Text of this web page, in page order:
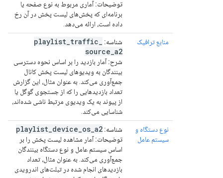
توضیحات:آماری مربوط به نوع صفحه یا
برنامه‌ای که پخش‌های لیست پخش در آن رخ
داده است، ارائه می‌دهد.
منابع ترافیک شناسه: playlist traffic
source a2
شرح:آمار بازدید را بر اساس نحوه دسترسی
بینندگان به ویدیوهای لیست پخش کانال
جمع‌آوری می‌کند. به عنوان مثال، این گزارش
تعداد بازدیدهایی را که از جستجوی گوگل یا
از پیوند به یک ویدیوی مرتبط ناشی شده‌اند،
شناسایی می‌کند.
نوع دستگاه و
سیستم عامل
شناسه: playlist device os a2
توضیحات:آمار مشاهده لیست پخش را بر
اساس سیستم عامل و نوع دستگاه بینندگان
جمع‌آوری می‌کند. به عنوان مثال، تعداد
بازدیدهای انجام شده در تبلت‌های اندرویدی